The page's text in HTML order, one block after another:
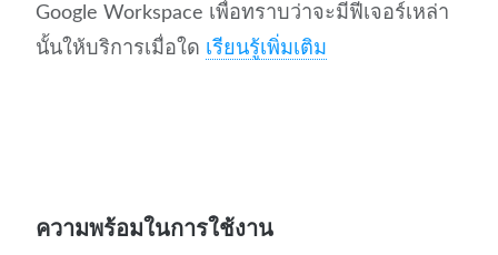
Google Workspace เพื่อทราบว่าจะมีฟีเจอร์เหล่า
นั้นให้บริการเมื่อใด เรียนรู้เพิ่มเติม
ความพร้อมในการใช้งาน